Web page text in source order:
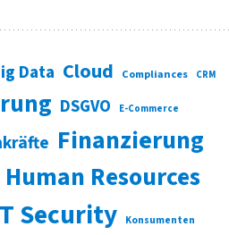
Data Cloud Compliances CRM
DSGVO E-Commerce
Finanzierung
Human Resources
Security Konsumenten